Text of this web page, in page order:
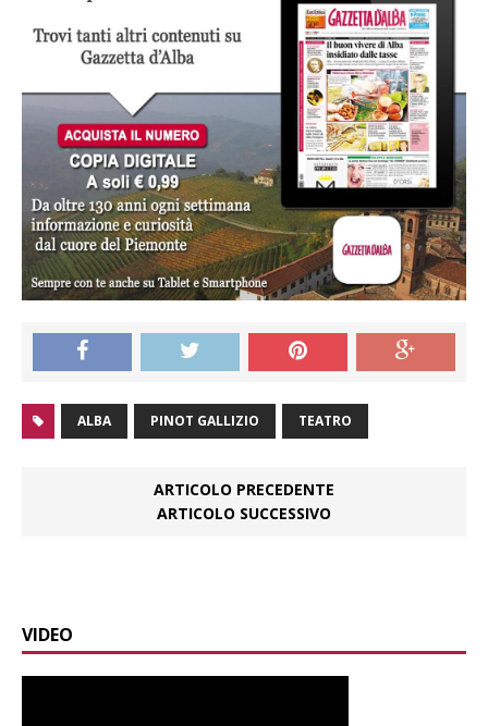
ALBA PINOT GALLIZIO TEATRO
ARTICOLO PRECEDENTE
ARTICOLO SUCCESSIVO
VIDEO